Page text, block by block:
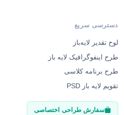
دسترسی سریع
لوح تقدیر لایه‌باز
طرح اینفوگرافیک لایه باز
طرح برنامه کلاسی
تقویم لایه باز PSD
سفارش طراحی اختصاصی